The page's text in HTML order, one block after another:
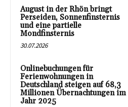
August in der Rhön bringt
Perseiden, Sonnenfinsternis
und eine partielle
Mondfinsternis
30.07.2026
Onlinebuchungen für
Ferienwohnungen in
Deutschland steigen auf 68,3
Millionen Übernachtungen im
Jahr 2025